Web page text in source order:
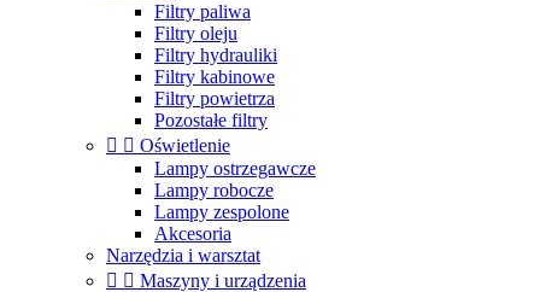
Filtry paliwa
Filtry oleju
Filtry hydrauliki
Filtry kabinowe
Filtry powietrza
Pozostałe filtry
  Oświetlenie
Lampy ostrzegawcze
Lampy robocze
Lampy zespolone
Akcesoria
Narzędzia i warsztat
  Maszyny i urządzenia